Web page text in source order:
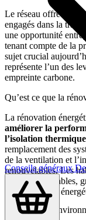
Conseils généraux
Le réseau offre
engagés dans la
une opportunité
tenant compte de la
sujet crucial
représente l’un des
empreinte carbone.
Qu’est ce que la
La rénovation
améliorer la
l’isolation thermique
remplacement des
de la ventilation et
renouvelables. Les
logements durables,
consommation
Les bienfaits